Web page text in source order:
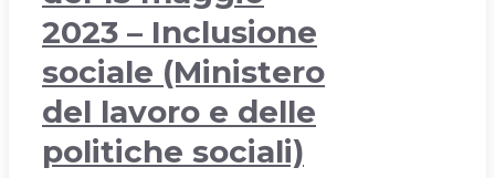
2023 – Inclusione
sociale (Ministero
del lavoro e delle
politiche sociali)